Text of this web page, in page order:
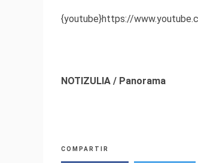
{youtube}https://
NOTIZULIA / Panorama
COMPARTIR